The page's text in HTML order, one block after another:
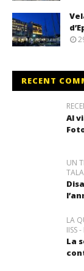
RECENT
Al
UN
LA
IISS
La